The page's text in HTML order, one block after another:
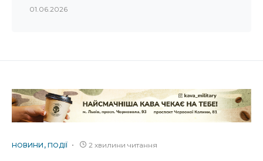
01.06.2026
НОВИНИ ПОДІЇ 2 хвилини читання